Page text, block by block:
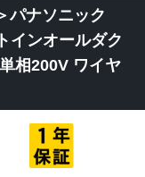
パナソニック
インオールダク
相200V ワイヤ